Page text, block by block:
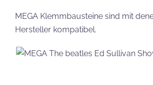
MEGA Klemmbausteine sind mit
Hersteller kompatibel.